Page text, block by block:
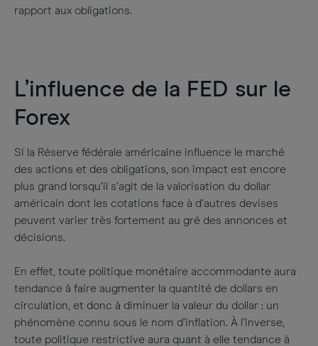
rapport aux obligations.
L’influence de la FED sur le
Forex
Si la Réserve fédérale américaine influence le marché
des actions et des obligations, son impact est encore
plus grand lorsqu’il s’agit de la valorisation du dollar
américain dont les cotations face à d’autres devises
peuvent varier très fortement au gré des annonces et
décisions.
En effet, toute politique monétaire accommodante aura
tendance à faire augmenter la quantité de dollars en
circulation, et donc à diminuer la valeur du dollar : un
phénomène connu sous le nom d’inflation. À l’inverse,
toute politique restrictive aura quant à elle tendance à